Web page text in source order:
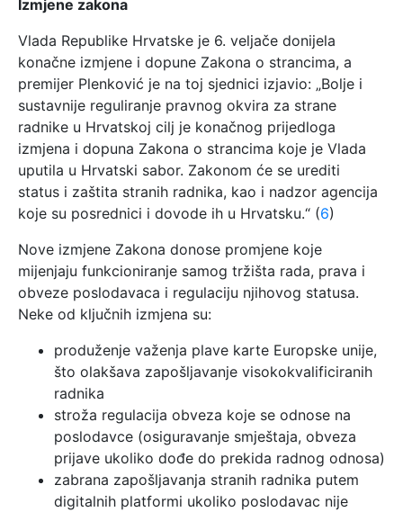
Izmjene zakona
Vlada Republike Hrvatske je 6. veljače donijela
konačne izmjene i dopune Zakona o strancima, a
premijer Plenković je na toj sjednici izjavio: „Bolje i
sustavnije reguliranje pravnog okvira za strane
radnike u Hrvatskoj cilj je konačnog prijedloga
izmjena i dopuna Zakona o strancima koje je Vlada
uputila u Hrvatski sabor. Zakonom će se urediti
status i zaštita stranih radnika, kao i nadzor agencija
koje su posrednici i dovode ih u Hrvatsku.“ (6)
Nove izmjene Zakona donose promjene koje
mijenjaju funkcioniranje samog tržišta rada, prava i
obveze poslodavaca i regulaciju njihovog statusa.
Neke od ključnih izmjena su:
produženje važenja plave karte Europske unije,
što olakšava zapošljavanje visokokvalificiranih
radnika
stroža regulacija obveza koje se odnose na
poslodavce (osiguravanje smještaja, obveza
prijave ukoliko dođe do prekida radnog odnosa)
zabrana zapošljavanja stranih radnika putem
digitalnih platformi ukoliko poslodavac nije